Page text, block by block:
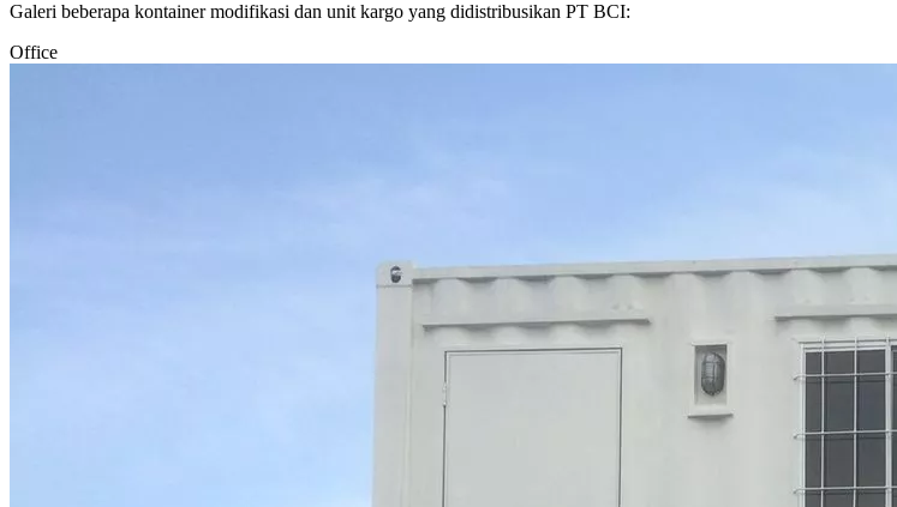
Galeri beberapa kontainer modifikasi dan unit kargo yang didistribusikan PT BCI:
Office